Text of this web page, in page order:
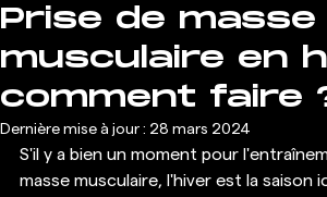
Prise de masse
musculaire en
comment faire
Dernière mise à jour : 28 mars 2024
S'il y a bien un moment pour
masse musculaire, l'hiver est la saison